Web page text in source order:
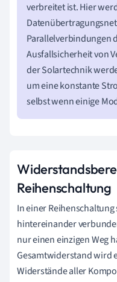
verbreitet ist. Hier
Parallelverbindungen
Ausfallsicherheit von
der Solartechnik
um eine konstante
selbst wenn einige
Reihenschaltung
In einer
hintereinander
nur einen einzigen Weg
Gesamtwiderstand wird
Widerstände aller